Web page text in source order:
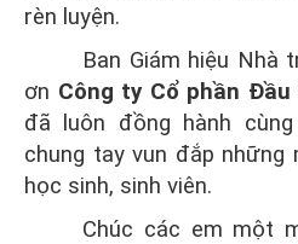
rèn luyện.
Ban Giám hiệu Nhà
ơn Công ty Cổ phần
đã luôn đồng hành
chung tay vun đắp những
học sinh, sinh viên.
Chúc các em một